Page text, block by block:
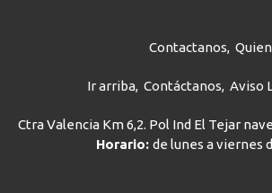
Contactanos
Ir arriba Contáctanos Aviso
Ctra Valencia Km 6,2. Pol Ind El Tejar
Horario:de lunes a viernes